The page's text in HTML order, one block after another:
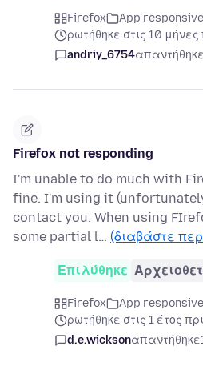
Firefox
App
ρωτήθηκε στις 10 μήνες
andriy_6754απαντήθηκε
Firefox not responding
I'm unable to do much with
fine. I'm using it
contact you. When using
some partial l… (διαβάστε
Επιλύθηκε
Firefox
App
ρωτήθηκε στις 1 έτος
d.e.wicksonαπαντήθηκε